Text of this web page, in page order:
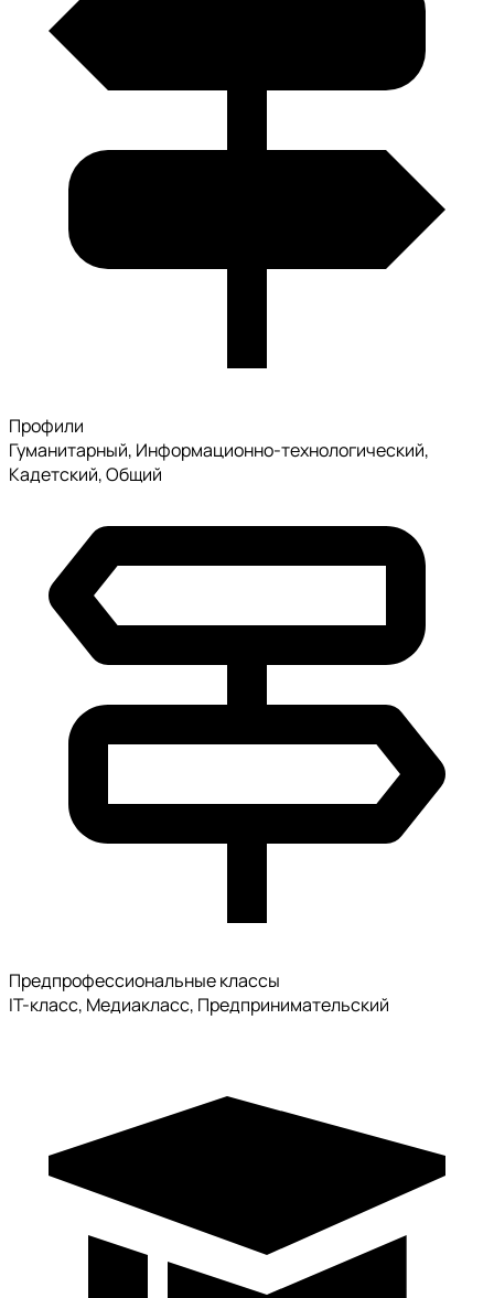
Профили
Гуманитарный, Информационно-технологический,
Кадетский, Общий
Предпрофессиональные классы
IT-класс, Медиакласс, Предпринимательский